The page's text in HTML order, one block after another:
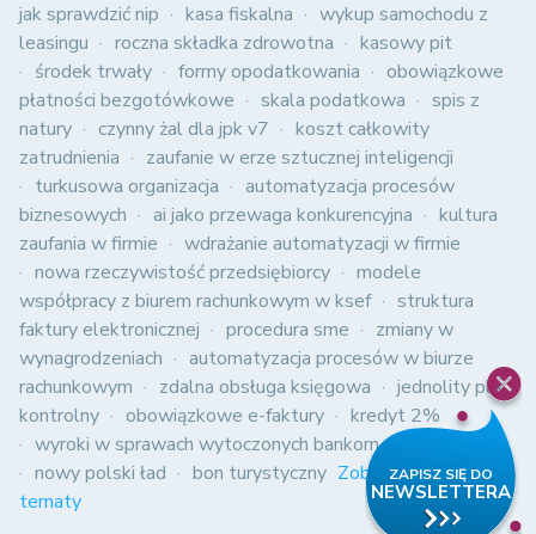
jak sprawdzić nip kasa fiskalna
wykup samochodu z
leasingu
roczna składka zdrowotna
kasowy pit
środek trwały
formy opodatkowania
obowiązkowe
płatności bezgotówkowe
skala podatkowa
spis z
natury
czynny żal dla jpk v7
koszt całkowity
zatrudnienia
zaufanie w erze sztucznej inteligencji
turkusowa organizacja
automatyzacja procesów
biznesowych
ai jako przewaga konkurencyjna
kultura
zaufania w firmie
wdrażanie automatyzacji w firmie
nowa rzeczywistość przedsiębiorcy
modele
współpracy z biurem rachunkowym w ksef
struktura
faktury elektronicznej
procedura sme
zmiany w
wynagrodzeniach
automatyzacja procesów w biurze
rachunkowym
zdalna obsługa księgowa
jednolity plik
kontrolny
obowiązkowe e-faktury
kredyt 2%
wyroki w sprawach wytoczonych bankom
nowy polski ład
bon turystyczny Zobacz wszystkie
tematy